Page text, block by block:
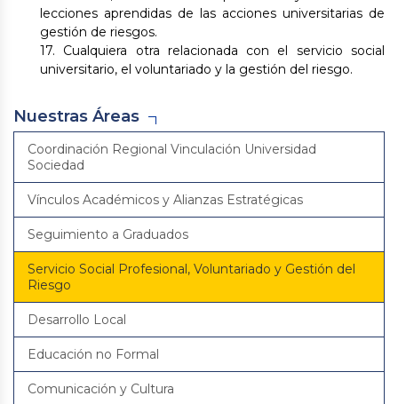
lecciones aprendidas de las acciones universitarias de
gestión de riesgos.
17. Cualquiera otra relacionada con el servicio social
universitario, el voluntariado y la gestión del riesgo.
Nuestras Áreas
Coordinación Regional Vinculación Universidad
Sociedad
Vínculos Académicos y Alianzas Estratégicas
Seguimiento a Graduados
Servicio Social Profesional, Voluntariado y Gestión del
Riesgo
Desarrollo Local
Educación no Formal
Comunicación y Cultura